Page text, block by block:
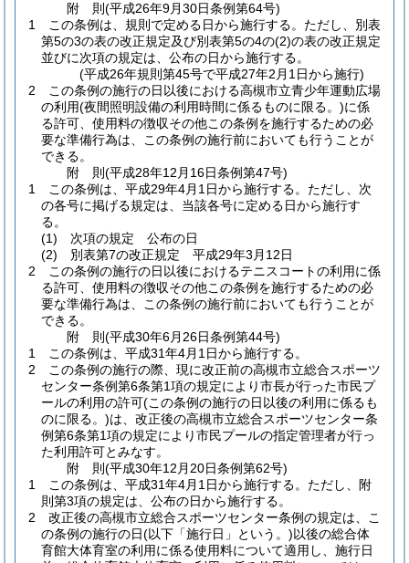
附 則(平成26年9月30日条例第64号)
1
この条例は、規則で定める日から施行する。 ただし、別表
第5の3の表の改正規定及び別表第5の4の(2)の表の改正規定
並びに次項の規定は、公布の日から施行する。
(平成26年規則第45号で平成27年2月1日から施行)
2
この条例の施行の日以後における高槻市立青少年運動広場
の利用(夜間照明設備の利用時間に係るものに限る。)に係
る許可、使用料の徴収その他この条例を施行するための必
要な準備行為は、この条例の施行前においても行うことが
できる。
附 則(平成28年12月16日条例第47号)
1
この条例は、平成29年4月1日から施行する。 ただし、次
の各号に掲げる規定は、当該各号に定める日から施行す
る。
(1)
次項の規定 公布の日
(2)
別表第7の改正規定 平成29年3月12日
2
この条例の施行の日以後におけるテニスコートの利用に係
る許可、使用料の徴収その他この条例を施行するための必
要な準備行為は、この条例の施行前においても行うことが
できる。
附 則(平成30年6月26日条例第44号)
1
この条例は、平成31年4月1日から施行する。
2
この条例の施行の際、現に改正前の高槻市立総合スポーツ
センター条例第6条第1項の規定により市長が行った市民プ
ールの利用の許可(この条例の施行の日以後の利用に係るも
のに限る。)は、改正後の高槻市立総合スポーツセンター条
例第6条第1項の規定により市民プールの指定管理者が行っ
た利用許可とみなす。
附 則(平成30年12月20日条例第62号)
1
この条例は、平成31年4月1日から施行する。 ただし、附
則第3項の規定は、公布の日から施行する。
2
改正後の高槻市立総合スポーツセンター条例の規定は、こ
の条例の施行の日(以下「施行日」という。)以後の総合体
育館大体育室の利用に係る使用料について適用し、施行日